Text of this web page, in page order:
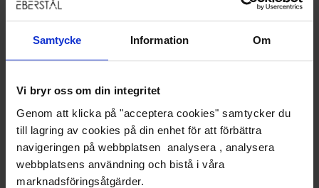
Samtycke Information Om
Vi bryr oss om din integritet
Genom att klicka på "acceptera cookies" samtycker du
till lagring av cookies på din enhet för att förbättra
navigeringen på webbplatsen analysera , analysera
webbplatsens användning och bistå i våra
marknadsföringsåtgärder.
KORTÄRM MANLIG SKJORTA / SKJORTOR